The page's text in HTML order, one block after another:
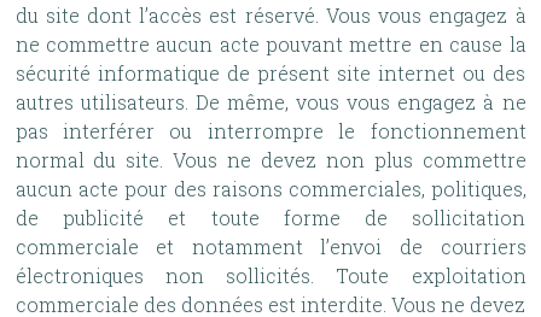
du site dont l’accès est réservé. Vous vous engagez à
ne commettre aucun acte pouvant mettre en cause la
sécurité informatique de présent site internet ou des
autres utilisateurs. De même, vous vous engagez à ne
pas interférer ou interrompre le fonctionnement
normal du site. Vous ne devez non plus commettre
aucun acte pour des raisons commerciales, politiques,
de publicité et toute forme de sollicitation
commerciale et notamment l’envoi de courriers
électroniques non sollicités. Toute exploitation
commerciale des données est interdite. Vous ne devez